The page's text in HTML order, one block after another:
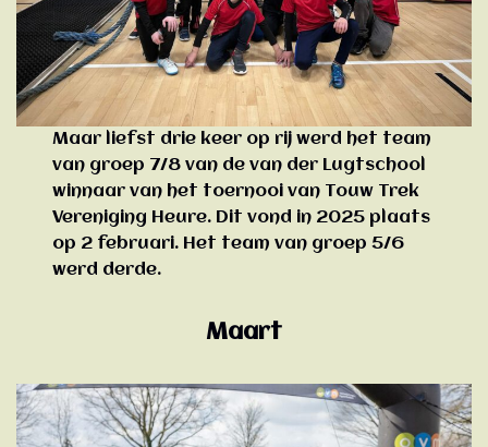
Maar liefst drie keer op rij werd het team
van groep 7/8 van de van der Lugtschool
winnaar van het toernooi van Touw Trek
Vereniging Heure. Dit vond in 2025 plaats
op 2 februari. Het team van groep 5/6
werd derde.
Maart